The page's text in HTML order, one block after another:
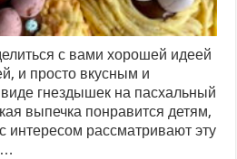
с вами хорошей идеей
и просто вкусным и
гнездышек на пасхальный
выпечка понравится детям,
интересом рассматривают эту
…